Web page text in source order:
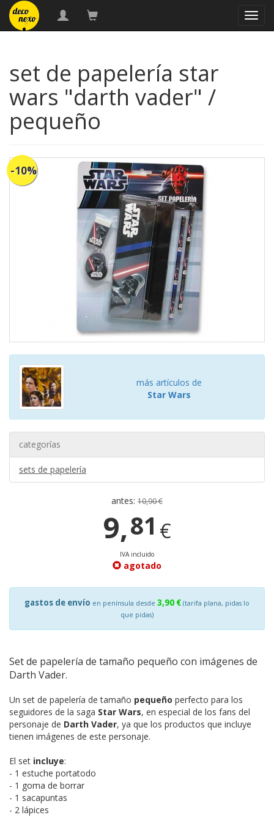
set de papelería star
wars "darth vader" /
pequeño
-10%
más artículos de
Star Wars
categorías
sets de papelería
antes: 10,90 €
9,81 €
IVA incluido
agotado
gastos de envío en península desde 3,90 € (tarifa plana, pidas lo
que pidas)
Set de papelería de tamaño pequeño con imágenes de
Darth Vader.
Un set de papelería de tamaño pequeño perfecto para los
seguidores de la saga Star Wars, en especial de los fans del
personaje de Darth Vader, ya que los productos que incluye
tienen imágenes de este personaje.
El set incluye:
- 1 estuche portatodo
- 1 goma de borrar
- 1 sacapuntas
- 2 lápices